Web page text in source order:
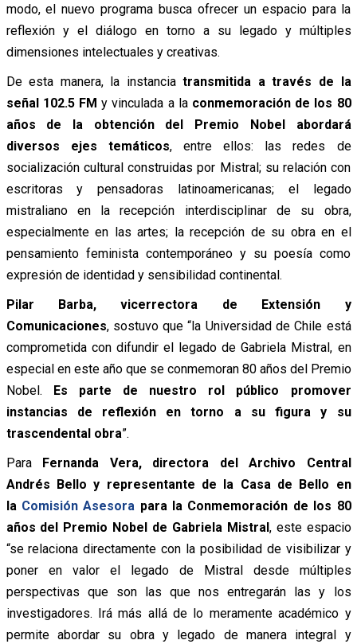
modo, el nuevo programa busca ofrecer un espacio para la
reflexión y el diálogo en torno a su legado y múltiples
dimensiones intelectuales y creativas.
De esta manera, la instanciatransmitida a través de la
señal 102.5 FMy vinculada a laconmemoración de los 80
años de la obtención del Premio Nobel abordará
diversos ejes temáticos, entre ellos: las redes de
socialización cultural construidas por Mistral; su relación con
escritoras y pensadoras latinoamericanas; el legado
mistraliano en la recepción interdisciplinar de su obra,
especialmente en las artes; la recepción de su obra en el
pensamiento feminista contemporáneo y su poesía como
expresión de identidad y sensibilidad continental.
Pilar Barba, vicerrectora de Extensión y
Comunicaciones, sostuvo que “la Universidad de Chile está
comprometida con difundir el legado de Gabriela Mistral, en
especial en este año que se conmemoran 80 años del Premio
Nobel. Es parte de nuestro rol público promover
instancias de reflexión en torno a su figura y su
trascendental obra”.
Para Fernanda Vera, directora del Archivo Central
Andrés Bello y representante de la Casa de Bello en
la Comisión Asesora para la Conmemoración de los 80
años del Premio Nobel de Gabriela Mistral, este espacio
“se relaciona directamente con la posibilidad de visibilizar y
poner en valor el legado de Mistral desde múltiples
perspectivas que son las que nos entregarán las y los
investigadores. Irá más allá de lo meramente académico y
permite abordar su obra y legado de manera integral y